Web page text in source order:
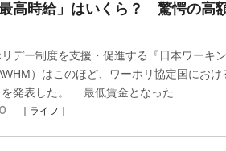
高時給」はいくら？ 驚愕の高
デー制度を支援・促進する『日本ワーキ
）はこのほど、ワーホリ協定国におけ
を発表した。 最低賃金となった...
｜ライフ｜